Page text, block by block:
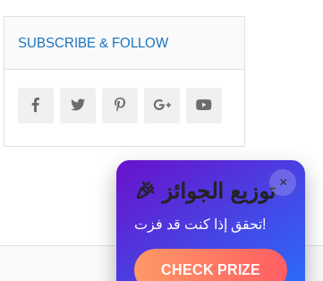
SUBSCRIBE & FOLLOW
× 🎉 توزيع الجوائز
تحقق إذا كنت قد فزت!
CHECK PRIZE